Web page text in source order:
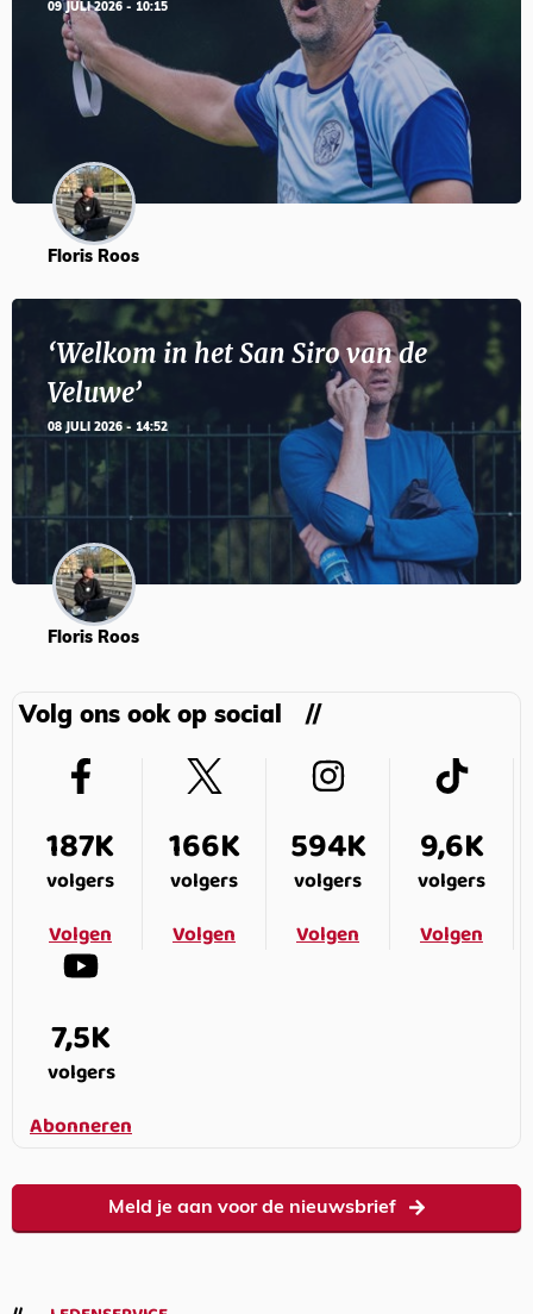
09 JULI 2026 - 10:15
Floris Roos
‘Welkom in het San Siro van de
Veluwe’
08 JULI 2026 - 14:52
Floris Roos
Volg ons ook op social
187K
volgers
Volgen
166K
volgers
Volgen
594K
volgers
Volgen
9,6K
volgers
Volgen
7,5K
volgers
Abonneren
Meld je aan voor de nieuwsbrief